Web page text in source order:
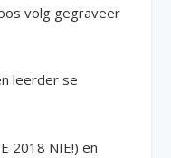
volg gegraveer
leerder se
2018 NIE!) en